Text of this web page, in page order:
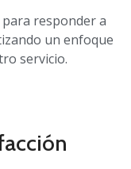
responder a
un enfoque
servicio.